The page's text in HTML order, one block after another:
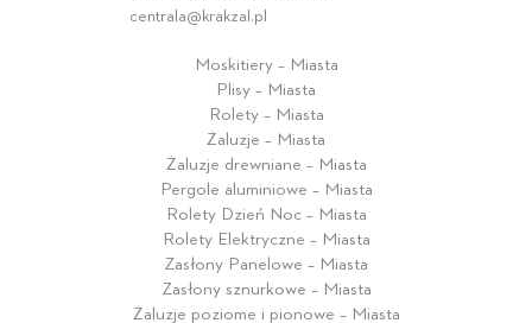
centrala@krakzal.pl
Moskitiery – Miasta
Plisy – Miasta
Rolety – Miasta
Żaluzje – Miasta
Żaluzje drewniane – Miasta
Pergole aluminiowe – Miasta
Rolety Dzień Noc – Miasta
Rolety Elektryczne – Miasta
Zasłony Panelowe – Miasta
Zasłony sznurkowe – Miasta
Żaluzje poziome i pionowe – Miasta